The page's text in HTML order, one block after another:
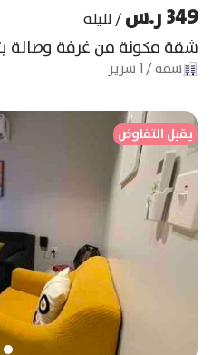
349 ر.س /لليلة
شقة مكونة من غرفة وصالة
شقة/
1سرير
يقبل التفاوض